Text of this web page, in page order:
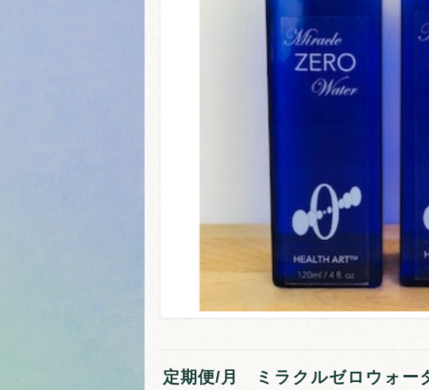
定期便/月 ミラクルゼロウォー